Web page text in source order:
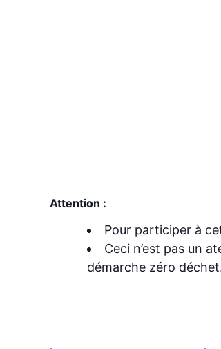
Attention :
Pour participer à
Ceci n’est pas un
démarche zéro